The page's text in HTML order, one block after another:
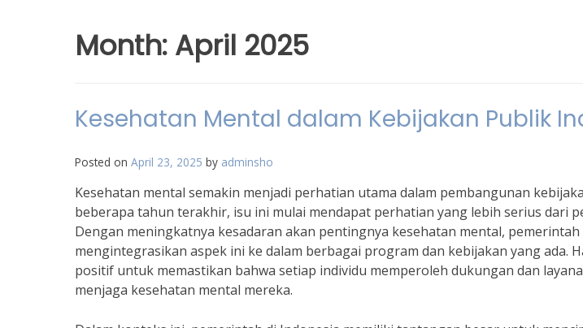
Month: April 2025
Kesehatan Mental dalam Kebijakan Publik
Posted on April 23, 2025 by adminsho
Kesehatan mental semakin menjadi perhatian utama dalam pembangunan
beberapa tahun terakhir, isu ini mulai mendapat perhatian yang lebih serius dari
Dengan meningkatnya kesadaran akan pentingnya kesehatan mental,
mengintegrasikan aspek ini ke dalam berbagai program dan kebijakan yang ada.
positif untuk memastikan bahwa setiap individu memperoleh dukungan dan
menjaga kesehatan mental mereka.